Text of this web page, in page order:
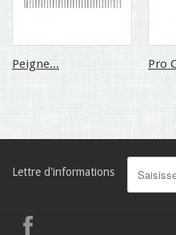
Peigne... Pro
Lettre d'informations